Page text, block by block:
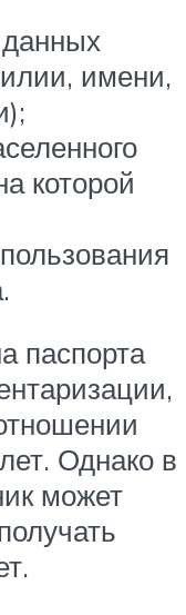
имени,
которой
паспорта
Однако в
может